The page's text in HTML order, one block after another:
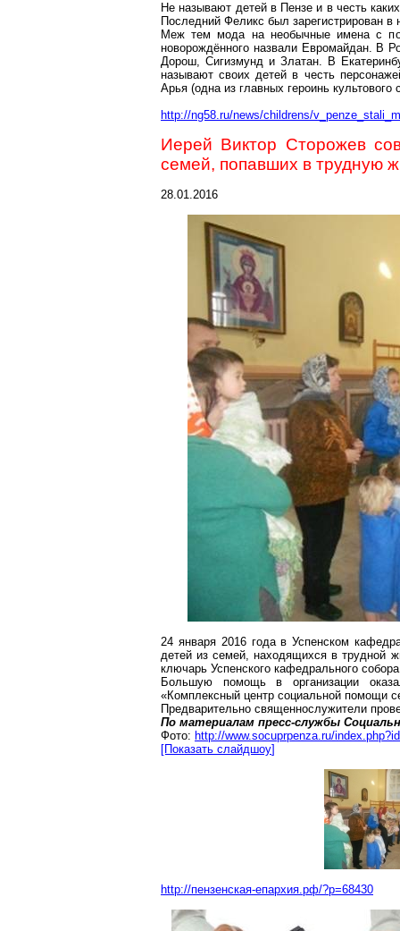
Не называют детей в Пензе и в честь
Последний Феликс был зарегистрирован
Меж тем мода на необычные имена с
новорождённого назвали Евромайдан. В
Дорош, Сигизмунд иЗлатан. В
называют своих детей в честь
Арья (одна из главных героинь
http://ng58.ru/news/childrens/
Иерей Виктор Сторожев
семей, попавших в трудную
28.01.2016
24 января 2016 года в Успенском
детей из семей, находящихся в трудной
ключарь Успенского кафедрального
Большую помощь в организации
«Комплексный центр социальной помощи
Предварительно священнослужители
По материалам пресс-службы
Фото: http://www.socuprpenza.ru/
[Показать слайдшоу]
http://пензенская-епархия.рф/?p=68430